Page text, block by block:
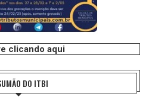
clicando aqui
DO ITBI